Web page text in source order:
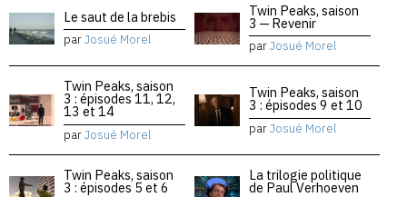
Le saut de la brebis
parJosué Morel
Twin Peaks, saison
3 — Revenir
parJosué Morel
Twin Peaks, saison
3 : épisodes 11, 12,
13 et 14
parJosué Morel
Twin Peaks, saison
3 : épisodes 9 et 10
parJosué Morel
Twin Peaks, saison
3 : épisodes 5 et 6
La trilogie politique
de Paul Verhoeven